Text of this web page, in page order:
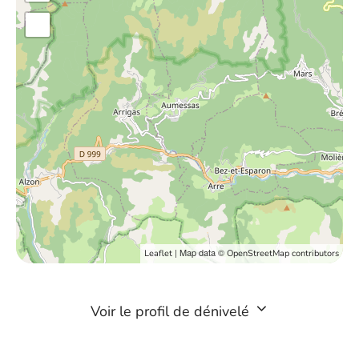
Leaflet | Map data © OpenStreetMap contributors
Voir le profil de dénivelé